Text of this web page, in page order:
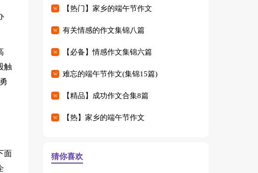
触
面
【热门】家乡的端午节作文
有关情感的作文集锦八篇
【必备】情感作文集锦六篇
难忘的端午节作文(集锦15篇)
【精品】成功作文合集8篇
【热】家乡的端午节作文
猜你喜欢